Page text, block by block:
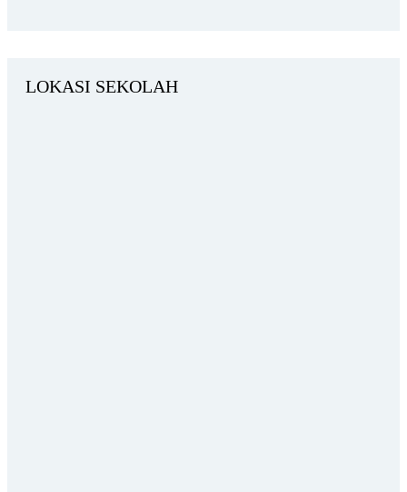
LOKASI SEKOLAH